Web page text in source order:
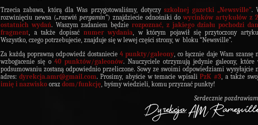
Trzecia zabawa, którą dla Was przygotowaliśmy, dotyczy szkolnej gazetki „Newsville”.
rozwinięciu newsa („rozwiń pergamin”) znajdziecie odnośniki dowycinków artykułów z
ostatnich wydań. Waszym zadaniem będzierozpoznać, z jakiego działu pochodzi
fragment, a także dopisać numer wydania, w którym pojawił się przytoczony
Wszystko, czego potrzebujecie, znajduje się w lewej części strony, w bloku “Newsville”.
Za każdą poprawną odpowiedź dostaniecie 4 punkty/galeony, co łącznie daje Wam szansę
wzbogacenie się o 40 punktów/galeonów. Nauczyciele otrzymują jedynie galeony, które
podsumowaniu zostaną odpowiednio przeliczone. Sowy ze swoimi odpowiedziami wysyłajcie
adres: dyrekcja.amr@gmail.com. Prosimy, abyście w temacie wpisaliPzK #3, a także
imię i nazwisko oraz dom/funkcję, byśmy wiedzieli, komu przyznać punkty!
Serdecznie